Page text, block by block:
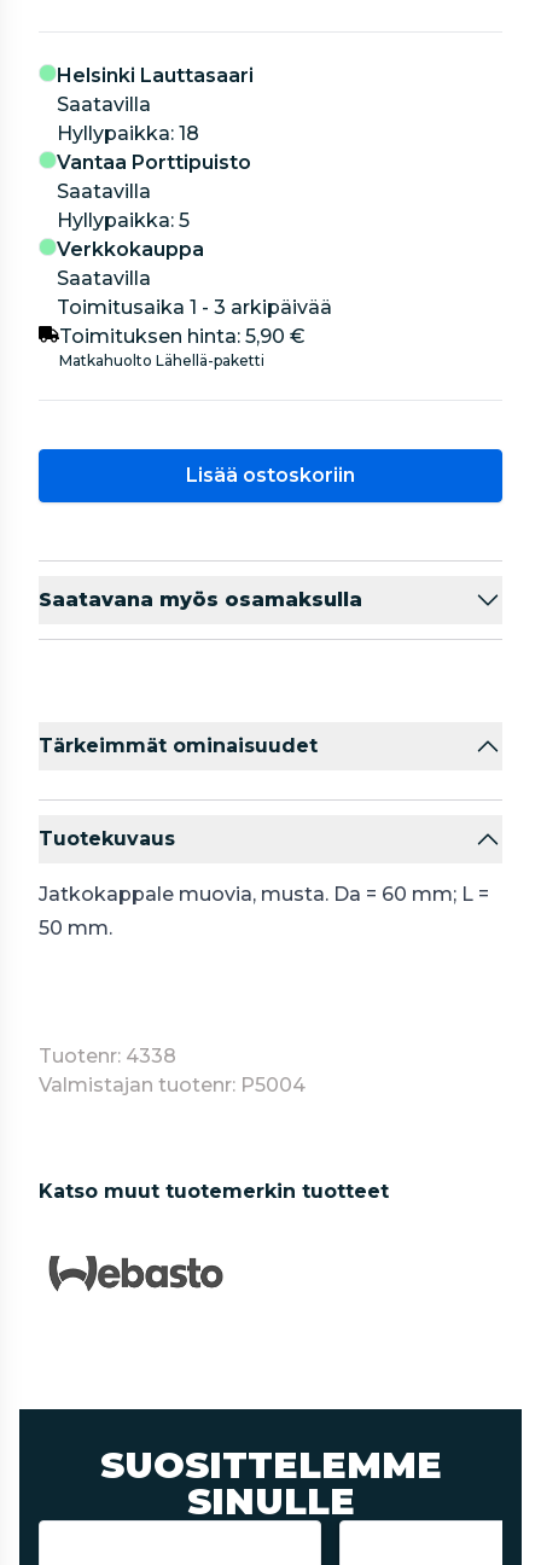
Helsinki Lauttasaari
Saatavilla
hyllypaikka: 18
Vantaa Porttipuisto
Saatavilla
hyllypaikka: 5
Verkkokauppa
Saatavilla
Toimitusaika 1 - 3 arkipäivää
Toimituksen hinta: 5,90 €
Matkahuolto Lähellä-paketti
Lisää ostoskoriin
Saatavana myös osamaksulla
Tärkeimmät ominaisuudet
Tuotekuvaus
Jatkokappale muovia, musta. Da = 60 mm; L =
50 mm.
Tuotenr: 4338
Valmistajan tuotenr: P5004
Katso muut tuotemerkin tuotteet
SUOSITTELEMME
SINULLE